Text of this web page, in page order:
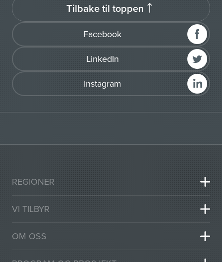
Facebook
LinkedIn
Instagram
Tilbake til toppen
REGIONER
VI TILBYR
OM OSS